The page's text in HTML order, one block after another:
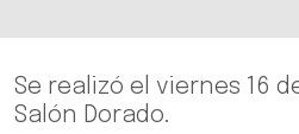
Se realizó el viernes 16
Salón Dorado.